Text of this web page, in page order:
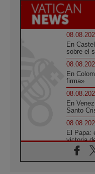
En
sobre el
En
firma»
En
Santo
El Papa:
victoria
León